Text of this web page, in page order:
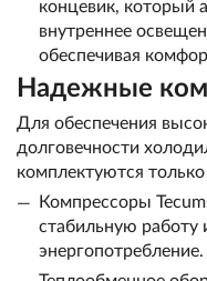
концевик, который
внутреннее
обеспечивая
Надежные
Для обеспечения
долговечности
комплектуются
Компрессоры
стабильную работу
энергопотребление.